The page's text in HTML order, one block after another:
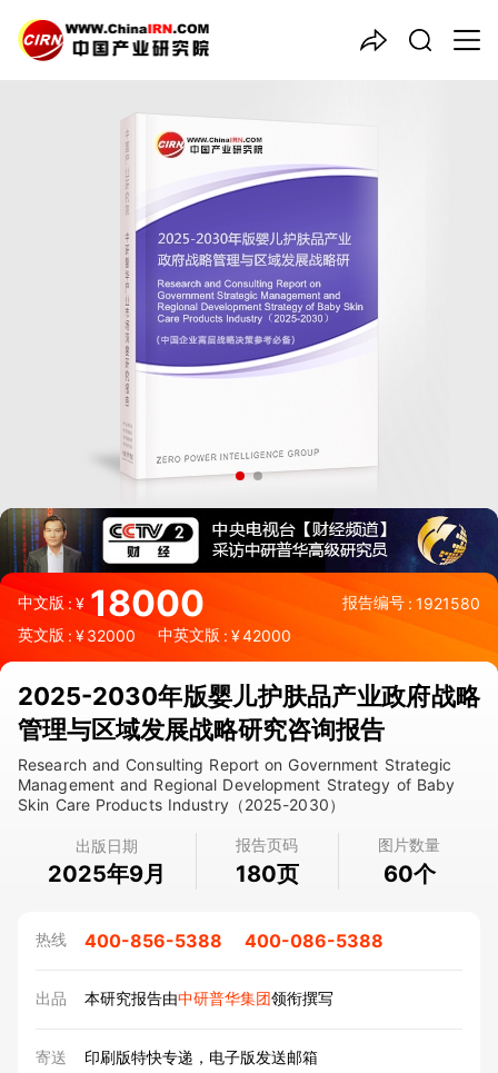
中文版:¥ 18000 报告编号 : 1921580
英文版 : ¥32000 中英文版 : ¥42000
2025-2030年版婴儿护肤品产业政府战略
管理与区域发展战略研究咨询报告
Research and Consulting Report on Government Strategic
Management and Regional Development Strategy of Baby
Skin Care Products Industry（2025-2030）
出版日期
2025年9月
报告页码
180页
图片数量
60个
热线 400-856-5388 400-086-5388
出品 本研究报告由中研普华集团领衔撰写
寄送 印刷版特快专递，电子版发送邮箱
中国产业咨询领导者
2025-2030年版
产业政府战略管理与区域发展
战略研究咨询报告
品质保障，一年免费更新维护
出版日期：2025年9月
《2025-2030年版婴儿护肤品产业政府战略管理与区域发展战略
研究咨询报告》由中研普华婴儿护肤品行业分析专家领衔撰写，主
要分析了婴儿护肤品行业的市场规模、发展现状与投资前景，同时
对婴儿护肤品行业的未来发展做出科学的趋势预测和专业的婴儿护
肤品行业数据分析，帮助客户评估婴儿护肤品行业投资价值。
27年研究经验，深度洞察行业驱动力
多元化、高学历的实战型精英团队